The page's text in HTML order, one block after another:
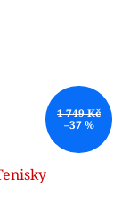
1 749 Kč
–37 %